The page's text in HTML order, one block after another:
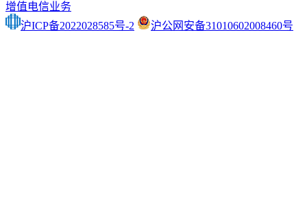
增值电信业务
沪ICP备2022028585号-2
沪公网安备31010602008460号